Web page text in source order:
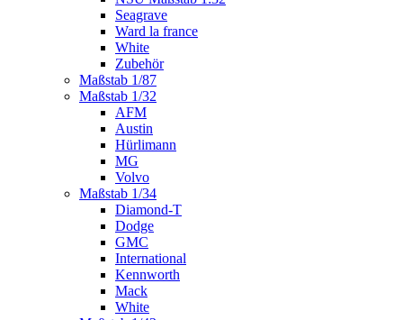
Seagrave
Ward la france
White
Zubehör
Maßstab 1/87
Maßstab 1/32
AFM
Austin
Hürlimann
MG
Volvo
Maßstab 1/34
Diamond-T
Dodge
GMC
International
Kennworth
Mack
White